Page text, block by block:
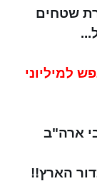
שטחים
למיליוני
ארה"ב
הארץ!!